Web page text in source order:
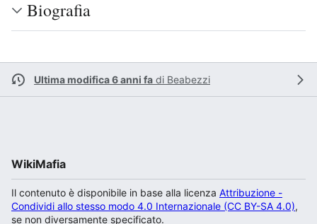
Biografia
Ultima modifica 6 anni fa di Beabezzi
WikiMafia
Il contenuto è disponibile in base alla licenza Attribuzione -
Condividi allo stesso modo 4.0 Internazionale (CC BY-SA 4.0),
se non diversamente specificato.